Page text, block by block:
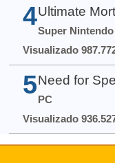
4 Ultimate
Super Nintendo
Visualizado
5 Need for
PC
Visualizado